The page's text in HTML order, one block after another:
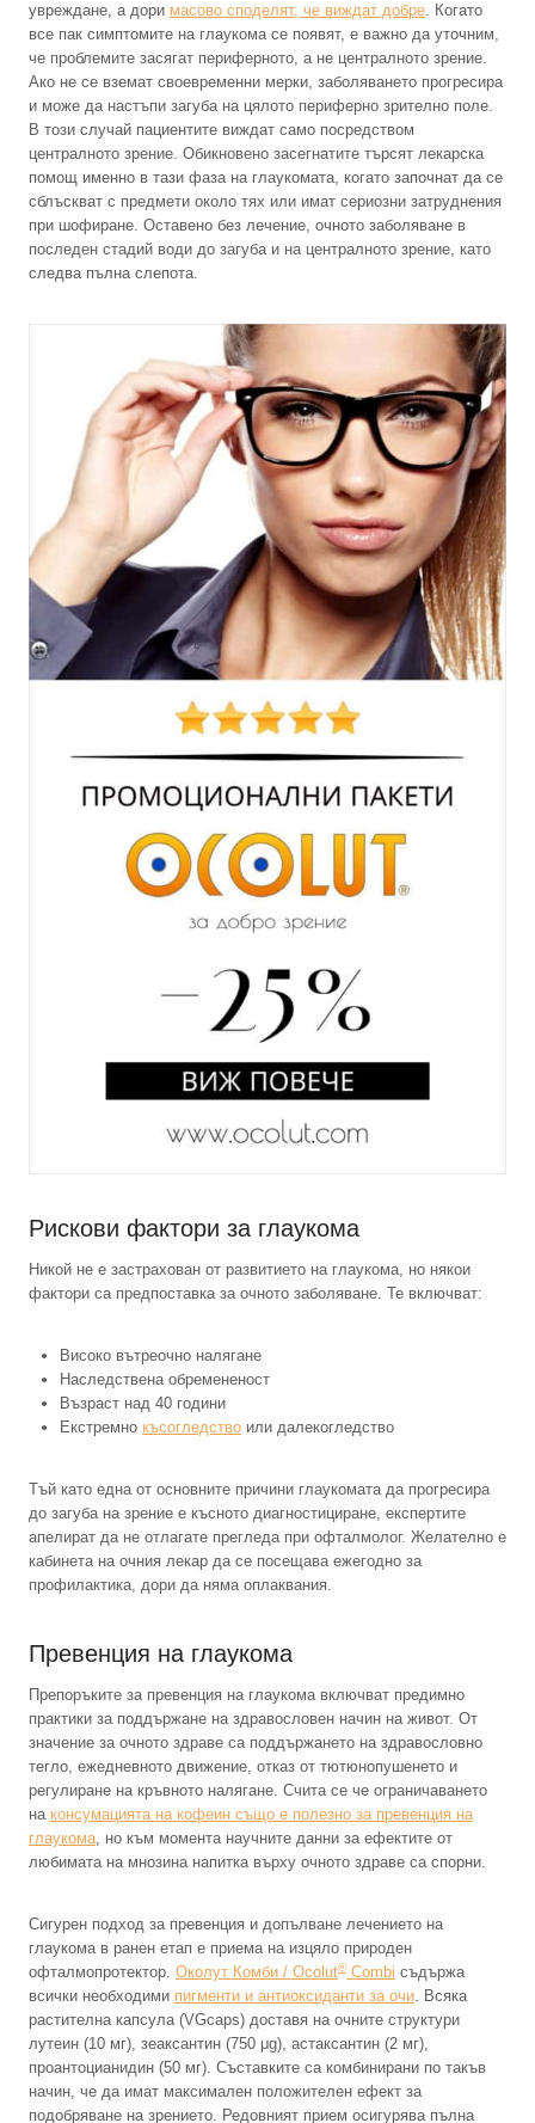
увреждане, а дори масово споделят, че виждат добре. Когато
все пак симптомите на глаукома се появят, е важно да уточним,
че проблемите засягат периферното, а не централното зрение.
Ако не се вземат своевременни мерки, заболяването прогресира
и може да настъпи загуба на цялото периферно зрително поле.
В този случай пациентите виждат само посредством
централното зрение. Обикновено засегнатите търсят лекарска
помощ именно в тази фаза на глаукомата, когато започнат да се
сблъскват с предмети около тях или имат сериозни затруднения
при шофиране. Оставено без лечение, очното заболяване в
последен стадий води до загуба и на централното зрение, като
следва пълна слепота.
Рискови фактори за глаукома
Никой не е застрахован от развитието на глаукома, но някои
фактори са предпоставка за очното заболяване. Те включват:
Високо вътреочно налягане
Наследствена обремененост
Възраст над 40 години
Екстремно късогледство или далекогледство
Тъй като една от основните причини глаукомата да прогресира
до загуба на зрение е късното диагностициране, експертите
апелират да не отлагате прегледа при офталмолог. Желателно е
кабинета на очния лекар да се посещава ежегодно за
профилактика, дори да няма оплаквания.
Превенция на глаукома
Препоръките за превенция на глаукома включват предимно
практики за поддържане на здравословен начин на живот. От
значение за очното здраве са поддържането на здравословно
тегло, ежедневното движение, отказ от тютюнопушенето и
регулиране на кръвното налягане. Счита се че ограничаването
на консумацията на кофеин също е полезно за превенция на
глаукома , но към момента научните данни за ефектите от
любимата на мнозина напитка върху очното здраве са спорни.
Сигурен подход за превенция и допълване лечението на
глаукома в ранен етап е приема на изцяло природен
офталмопротектор. Околут Комби / Ocolut®Combi съдържа
всички необходими пигменти и антиоксиданти за очи . Всяка
растителна капсула (VGcaps) доставя на очните структури
лутеин (10 мг), зеаксантин (750 μg), астаксантин (2 мг),
проантоцианидин (50 мг). Съставките са комбинирани по такъв
начин, че да имат максимален положителен ефект за
подобряване на зрението. Редовният прием осигурява пълна